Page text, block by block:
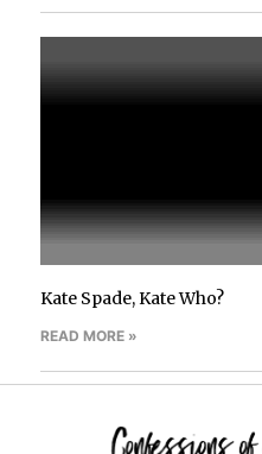
Kate Spade, Kate Who?
READ MORE »